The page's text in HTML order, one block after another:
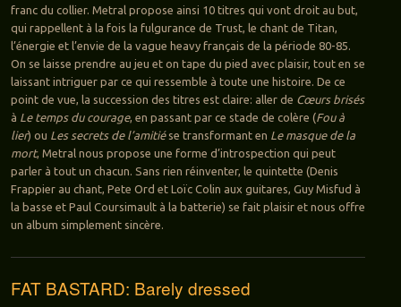
franc du collier. Metral propose ainsi 10 titres qui vont droit au but,
qui rappellent à la fois la fulgurance de Trust, le chant de Titan,
l’énergie et l’envie de la vague heavy français de la période 80-85.
On se laisse prendre au jeu et on tape du pied avec plaisir, tout en se
laissant intriguer par ce qui ressemble à toute une histoire. De ce
point de vue, la succession des titres est claire: aller de Cœurs brisés
à Le temps du courage, en passant par ce stade de colère (Fou à
lier) ou Les secrets de l’amitié se transformant en Le masque de la
mort, Metral nous propose une forme d’introspection qui peut
parler à tout un chacun. Sans rien réinventer, le quintette (Denis
Frappier au chant, Pete Ord et Loïc Colin aux guitares, Guy Misfud à
la basse et Paul Coursimault à la batterie) se fait plaisir et nous offre
un album simplement sincère.
FAT BASTARD: Barely dressed